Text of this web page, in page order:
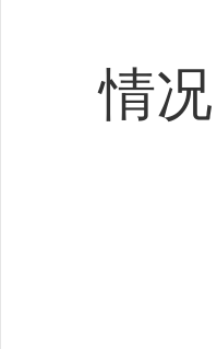
情况